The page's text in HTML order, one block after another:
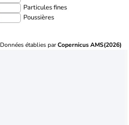
Particules fines
Poussières
Données établies parCopernicus AMS(2026)